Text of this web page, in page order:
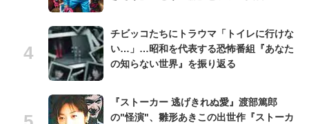
チビッコたちにトラウマ「トイレに行けな
い…」…昭和を代表する恐怖番組『あなた
の知らない世界』を振り返る
『ストーカー 逃げきれぬ愛』渡部篤郎
の"怪演"、雛形あきこの出世作『ストーカ